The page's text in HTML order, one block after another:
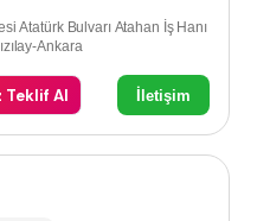
Atatürk Bulvarı Atahan İş Hanı
Ankara
Teklif Al İletişim